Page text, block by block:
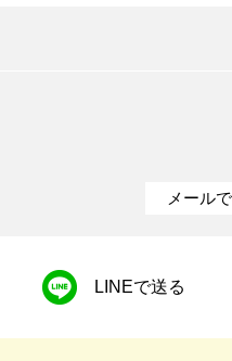
メール
LINEで送る